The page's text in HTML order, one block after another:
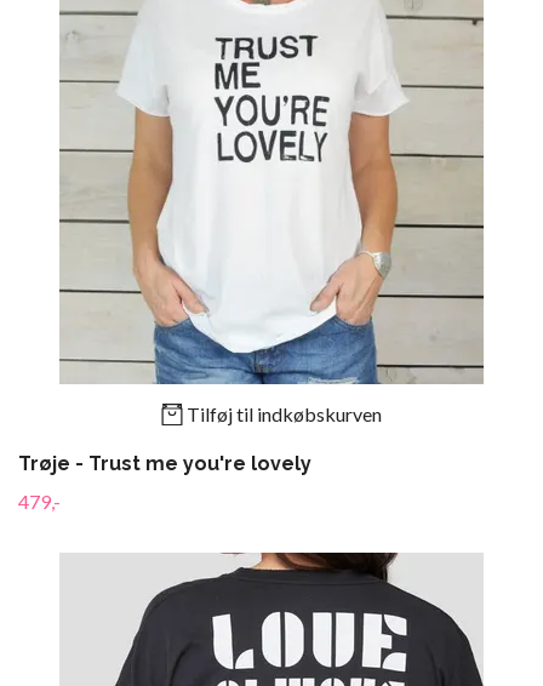
Tilføj til indkøbskurven
Trøje - Trust me you're lovely
479,-